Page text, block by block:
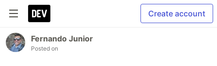
Create account
Fernando Junior
Posted on